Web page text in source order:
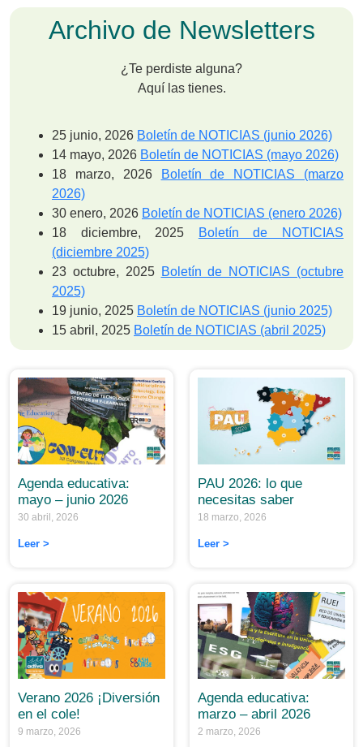
Archivo de Newsletters
¿Te perdiste alguna?
Aquí las tienes.
25 junio, 2026 Boletín de NOTICIAS (junio 2026)
14 mayo, 2026 Boletín de NOTICIAS (mayo 2026)
18 marzo, 2026
Boletín de NOTICIAS (marzo
2026)
30 enero, 2026 Boletín de NOTICIAS (enero 2026)
18 diciembre, 2025
Boletín de NOTICIAS
(diciembre 2025)
23 octubre, 2025
Boletín de NOTICIAS (octubre
2025)
19 junio, 2025 Boletín de NOTICIAS (junio 2025)
15 abril, 2025 Boletín de NOTICIAS (abril 2025)
Agenda educativa:
mayo – junio 2026
30 abril, 2026
Leer >
PAU 2026: lo que
necesitas saber
18 marzo, 2026
Leer >
Verano 2026 ¡Diversión
en el cole!
9 marzo, 2026
Agenda educativa:
marzo – abril 2026
2 marzo, 2026